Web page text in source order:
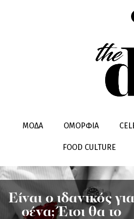
ΜΟΔΑ ΟΜΟΡΦΙΑ
FOOD CULTURE
Είναι ο ιδανικός για
σένα; Έτσι θα το